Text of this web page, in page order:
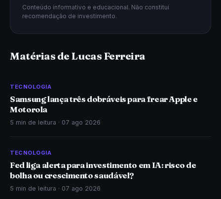
Conteúdo informativo e educacional. Não constitui
recomendação de investimento.
Matérias de Lucas Ferreira
TECNOLOGIA
Samsung lança três dobráveis para frear Apple e
Motorola
5 min de leitura · 07 ago 2026
TECNOLOGIA
Fed liga alerta para investimento em IA: risco de
bolha ou crescimento saudável?
5 min de leitura · 07 ago 2026